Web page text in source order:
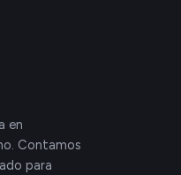
en
Contamos
para